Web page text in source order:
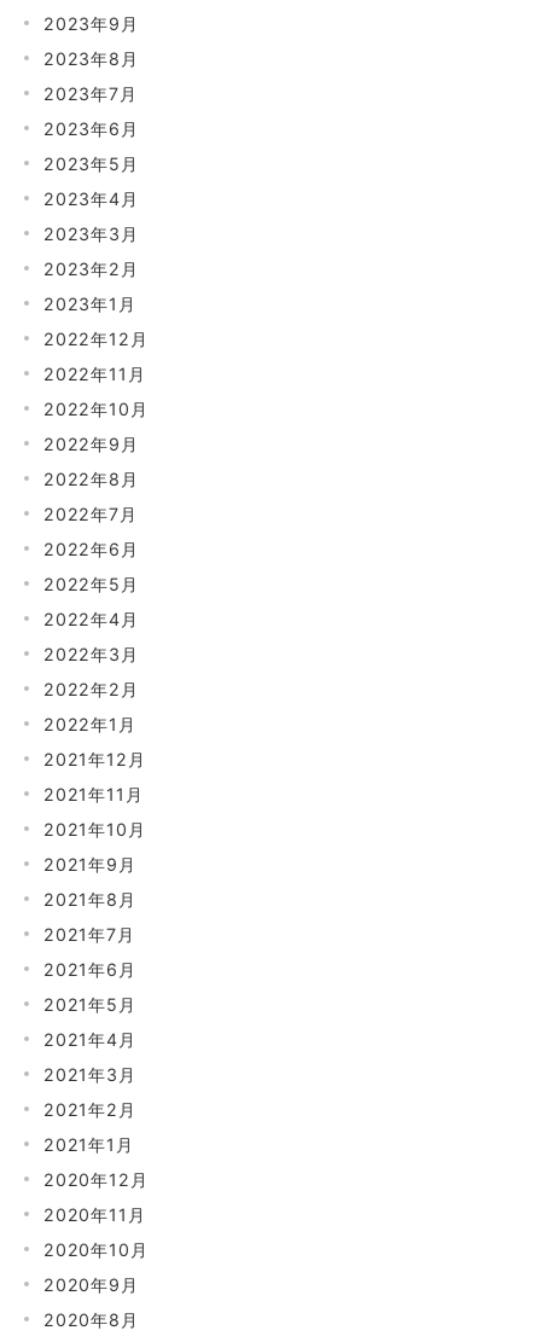
2023年9月
2023年8月
2023年7月
2023年6月
2023年5月
2023年4月
2023年3月
2023年2月
2023年1月
2022年12月
2022年11月
2022年10月
2022年9月
2022年8月
2022年7月
2022年6月
2022年5月
2022年4月
2022年3月
2022年2月
2022年1月
2021年12月
2021年11月
2021年10月
2021年9月
2021年8月
2021年7月
2021年6月
2021年5月
2021年4月
2021年3月
2021年2月
2021年1月
2020年12月
2020年11月
2020年10月
2020年9月
2020年8月